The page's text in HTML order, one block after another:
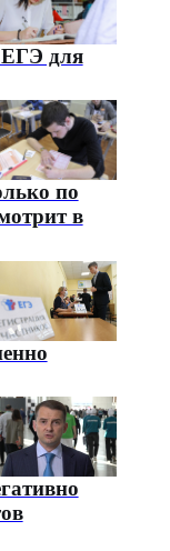
ЕГЭ для
по
в